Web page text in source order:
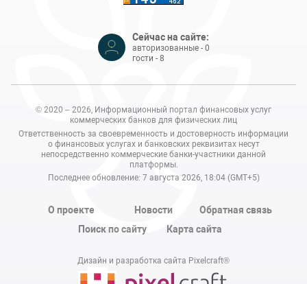
Сейчас на сайте:
авторизованные - 0
гости - 8
© 2020 – 2026, Информационный портал финансовых услуг
коммерческих банков для физических лиц
Ответственность за своевременность и достоверность информации
о финансовых услугах и банковских реквизитах несут
непосредственно коммерческие банки-участники данной
платформы.
Последнее обновление: 7 августа 2026, 18:04 (GMT+5)
О проекте Новости
Обратная связь
Поиск по сайту
Карта сайта
Дизайн и разработка сайта Pixelcraft®